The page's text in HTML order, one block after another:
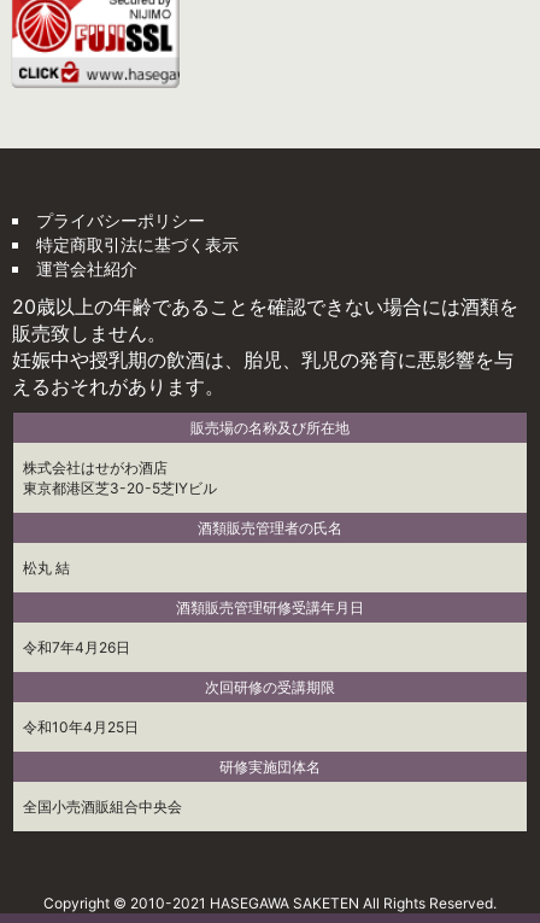
プライバシーポリシー
特定商取引法に基づく表示
運営会社紹介
20歳以上の年齢であることを確認できない場合には酒類を
販売致しません。
妊娠中や授乳期の飲酒は、胎児、乳児の発育に悪影響を与
えるおそれがあります。
販売場の名称及び所在地
株式会社はせがわ酒店
東京都港区芝3-20-5芝IYビル
酒類販売管理者の氏名
松丸 結
酒類販売管理研修受講年月日
令和7年4月26日
次回研修の受講期限
令和10年4月25日
研修実施団体名
全国小売酒販組合中央会
Copyright © 2010-2021 HASEGAWA SAKETEN All Rights Reserved.